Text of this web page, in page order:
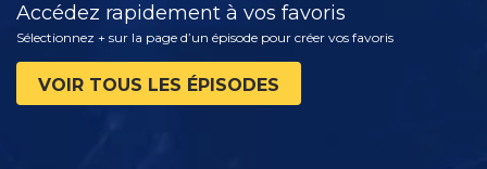
Accédez rapidement à vos favoris
Sélectionnez + sur la page d’un épisode pour créer vos favoris
VOIR TOUS LES ÉPISODES